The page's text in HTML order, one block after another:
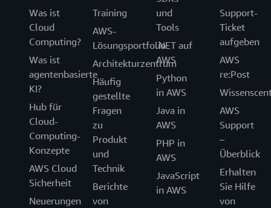
Was ist
Cloud
Computing?
Was ist
agentenbasierte
KI?
Hub für
Cloud-
Computing-
Konzepte
AWS Cloud
Sicherheit
Neuerungen
Training
AWS-
Lösungsportfolio
Architekturzentrum
Häufig
gestellte
Fragen
zu
Produkt
und
Technik
Berichte
von
und
Tools
.NET auf
AWS
Python
in AWS
Java in
AWS
PHP in
AWS
JavaScript
in AWS
Support-
Ticket
aufgeben
AWS
re:Post
AWS
Support
–
Überblick
Erhalten
Sie Hilfe
von